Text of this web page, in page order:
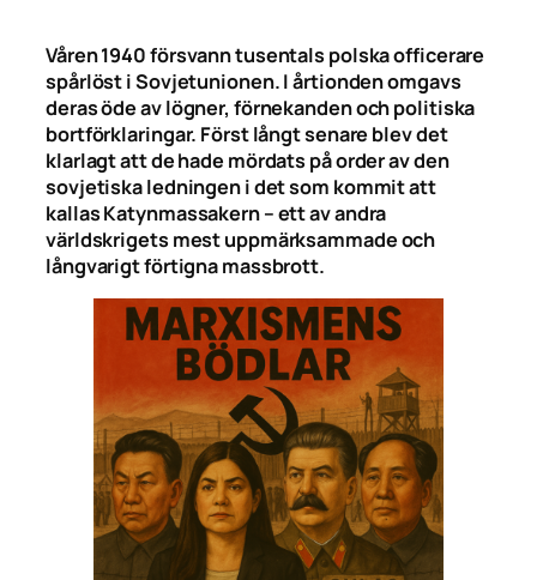
Våren 1940 försvann tusentals polska officerare
spårlöst i Sovjetunionen. I årtionden omgavs
deras öde av lögner, förnekanden och politiska
bortförklaringar. Först långt senare blev det
klarlagt att de hade mördats på order av den
sovjetiska ledningen i det som kommit att
kallas Katynmassakern – ett av andra
världskrigets mest uppmärksammade och
långvarigt förtigna massbrott.